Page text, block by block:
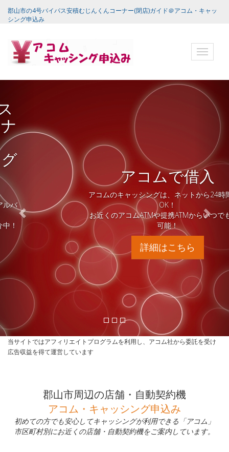
郡山市の4号バイパス安積むじんくんコーナー(閉店)ガイド＠アコム・キャッ
シング申込み
ナ
ビ
ー
シ
アコムで借入
アコムのキャッシングは、ネットから24時間申込
OK！
お近くのアコムATMや提携ATMからいつでも借入
詳細はこちら
当サイトではアフィリエイトプログラムを利用し、アコム社から委託を受け
広告収益を得て運営しています
郡山市周辺の店舗・自動契約機
アコム・キャッシング申込み
初めての方でも安心してキャッシングが利用できる「アコム」
市区町村別にお近くの店舗・自動契約機をご案内しています。